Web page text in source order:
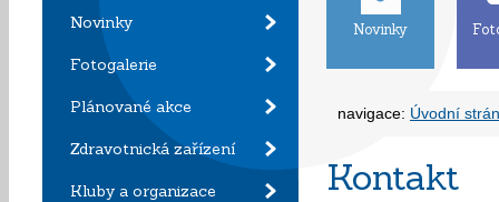
Novinky
Fotogalerie
Plánované akce
Zdravotnická zařízení
Kluby a organizace
Novinky
navigace: Úvodní
Kontakt